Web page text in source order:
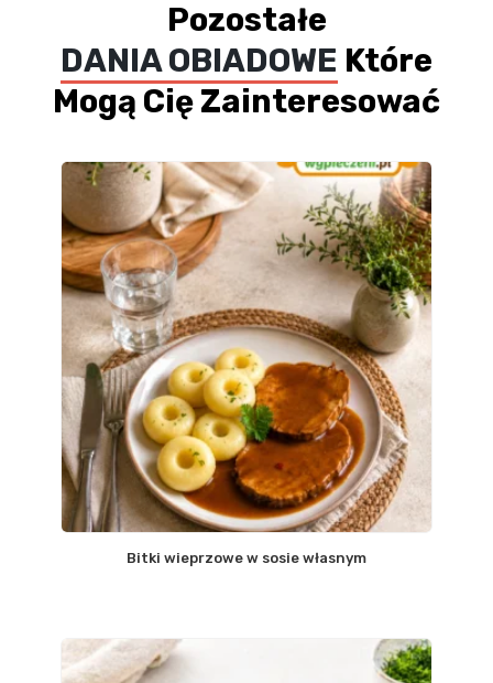
Pozostałe
DANIA OBIADOWE Które
Mogą Cię Zainteresować
Bitki wieprzowe w sosie własnym